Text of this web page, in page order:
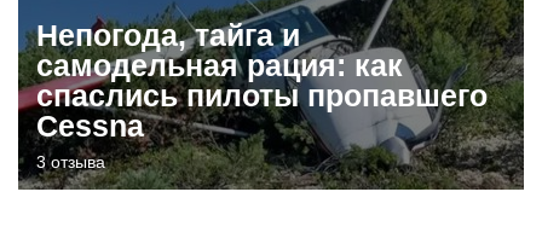
Непогода, тайга и
самодельная рация: как
спаслись пилоты пропавшего
Cessna
3 отзыва